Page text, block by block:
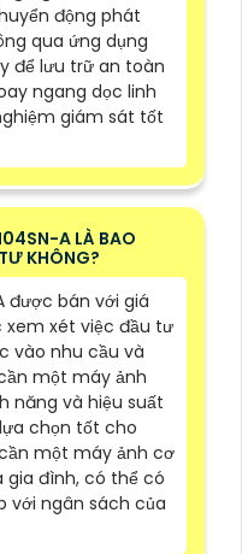
động phát
qua ứng dụng
để lưu trữ an toàn
ngang dọc linh
giám sát tốt
A LÀ BAO
KHÔNG?
được bán với giá
xem xét việc đầu tư
vào nhu cầu và
một máy ảnh
năng và hiệu suất
chọn tốt cho
một máy ảnh cơ
gia đình, có thể có
với ngân sách của